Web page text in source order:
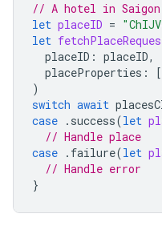
// A hotel in
let placeID =
let
placeID : placeID,
placeProperties :
)
switch await
case . success(let
// Handle place
case . failure(let
// Handle error
}